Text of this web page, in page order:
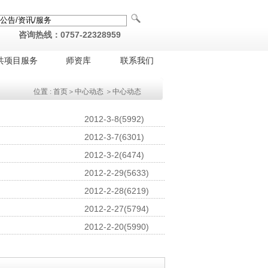
咨询热线：0757-22328959
项目服务 师资库 联系我们
位置 : 首页 ＞ 中心动态 ＞ 中心动态
2012-3-8(5992)
2012-3-7(6301)
2012-3-2(6474)
2012-2-29(5633)
2012-2-28(6219)
2012-2-27(5794)
2012-2-20(5990)